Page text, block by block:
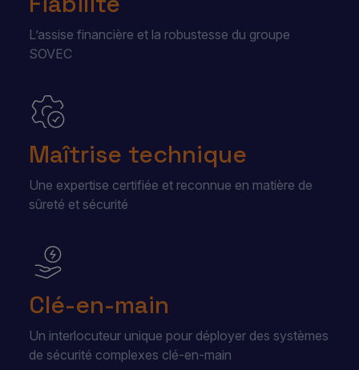
L’assise financière et la robustesse du groupe
SOVEC
Maîtrise technique
Une expertise certifiée et reconnue en matière de
sûreté et sécurité
Clé-en-main
Un interlocuteur unique pour déployer des systèmes
de sécurité complexes clé-en-main